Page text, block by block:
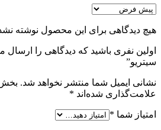
هیچ دیدگاهی برای این محصول نوشته
اولین نفری باشید که دیدگاهی را
سیتریو”
نشانی ایمیل شما منتشر نخواهد شد.
علامت‌گذاری شده‌اند *
امتیاز شما *